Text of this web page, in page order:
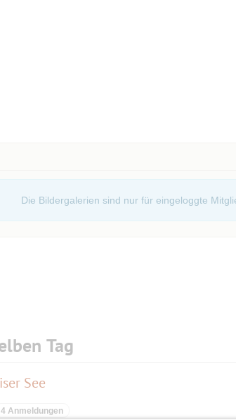
Die Bildergalerien sind nur für eingeloggte
Tag
See
4 Anmeldungen